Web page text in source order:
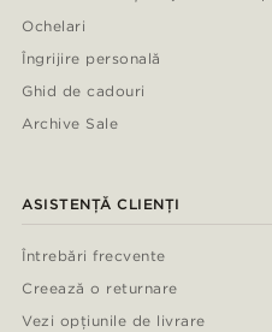
Ochelari
Îngrijire personală
Ghid de cadouri
Archive Sale
ASISTENȚĂ CLIENȚI
Întrebări frecvente
Creează o returnare
Vezi opțiunile de livrare